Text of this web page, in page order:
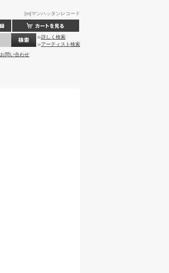
[m]マンハッタンレコード
詳しく検索
アーティスト検索
お問い合わせ